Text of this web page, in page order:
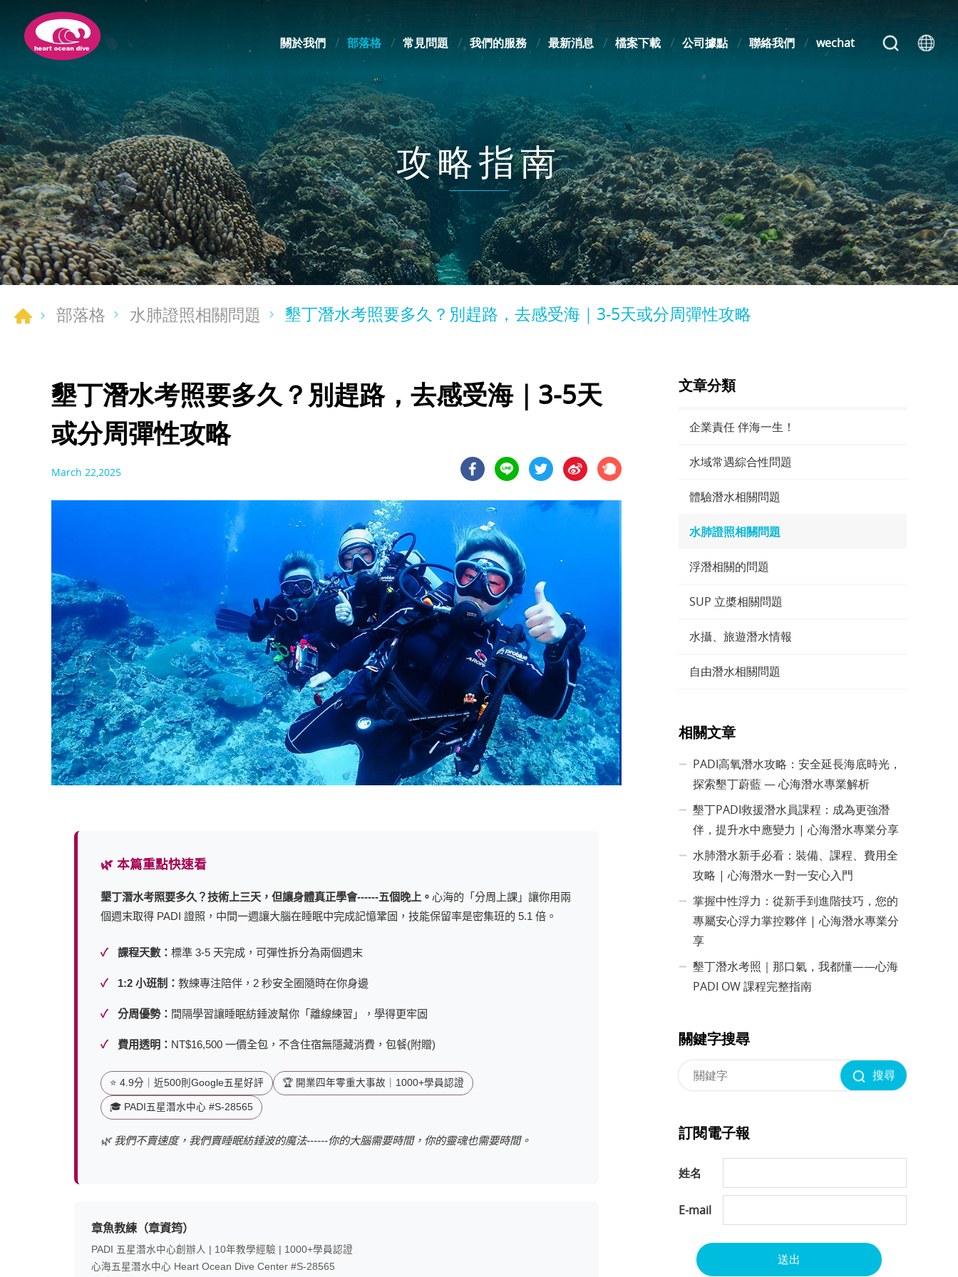
關於我們 部落格 常見問題 我們的服務 最新消息 檔案下載 公司據點 聯絡我們 wechat
攻略指南
部落格 水肺證照相關問題 墾丁潛水考照要多久？別趕路，去感受海｜3-5天或分周彈性攻略
墾丁潛水考照要多久？別趕路，去感受海｜3-5天
或分周彈性攻略
March 22,2025
🌿 本篇重點快速看
墾丁潛水考照要多久？技術上三天，但讓身體真正學會------五個晚上。 心海的「分周上課」讓你用兩
個週末取得 PADI 證照，中間一週讓大腦在睡眠中完成記憶鞏固，技能保留率是密集班的 5.1 倍。
課程天數： 標準 3-5 天完成，可彈性拆分為兩個週末
1:2 小班制： 教練專注陪伴，2 秒安全圈隨時在你身邊
分周優勢： 間隔學習讓睡眠紡錘波幫你「離線練習」，學得更牢固
費用透明： NT$16,500 一價全包，不含住宿無隱藏消費，包餐(附贈)
⭐ 4.9分｜近500則Google五星好評 🏆 開業四年零重大事故｜1000+學員認證
🎓 PADI五星潛水中心 #S-28565
🌿 我們不賣速度，我們賣睡眠紡錘波的魔法------你的大腦需要時間，你的靈魂也需要時間。
章魚教練（章資筠）
PADI 五星潛水中心創辦人 | 10年教學經驗 | 1000+學員認證
心海五星潛水中心 Heart Ocean Dive Center #S-28565
文章分類
企業責任 伴海一生！
水域常遇綜合性問題
體驗潛水相關問題
水肺證照相關問題
浮潛相關的問題
SUP 立槳相關問題
水攝、旅遊潛水情報
自由潛水相關問題
相關文章
PADI高氧潛水攻略：安全延長海底時光，
探索墾丁蔚藍 — 心海潛水專業解析
墾丁PADI救援潛水員課程：成為更強潛
伴，提升水中應變力 | 心海潛水專業分享
水肺潛水新手必看：裝備、課程、費用全
攻略 | 心海潛水一對一安心入門
掌握中性浮力：從新手到進階技巧，您的
專屬安心浮力掌控夥伴 | 心海潛水專業分
享
墾丁潛水考照｜那口氣，我都懂——心海
PADI OW 課程完整指南
關鍵字搜尋
搜尋
訂閱電子報
姓名
E-mail
送出